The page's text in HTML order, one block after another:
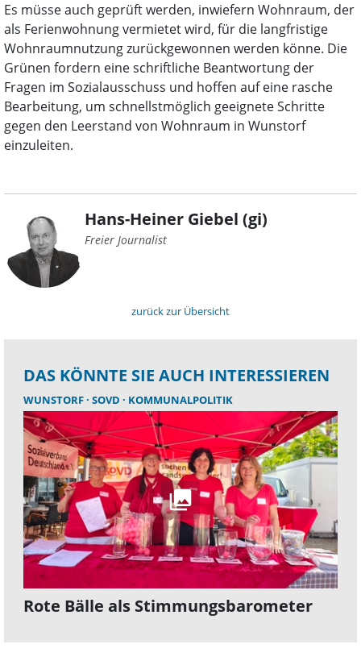
Es müsse auch geprüft werden, inwiefern Wohnraum, der
als Ferienwohnung vermietet wird, für die langfristige
Wohnraumnutzung zurückgewonnen werden könne. Die
Grünen fordern eine schriftliche Beantwortung der
Fragen im Sozialausschuss und hoffen auf eine rasche
Bearbeitung, um schnellstmöglich geeignete Schritte
gegen den Leerstand von Wohnraum in Wunstorf
einzuleiten.
Hans-Heiner Giebel (gi)
Freier Journalist
zurück zur Übersicht
DAS KÖNNTE SIE AUCH INTERESSIEREN
WUNSTORF SOVD KOMMUNALPOLITIK
Rote Bälle als Stimmungsbarometer